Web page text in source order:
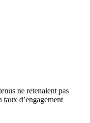
ne retenaient pas
taux d’engagement